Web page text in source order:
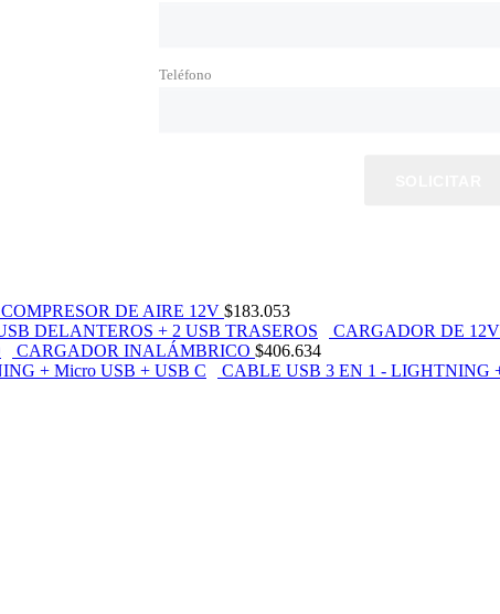
COMPRESOR DE AIRE 12V $183.053
CARGADOR DE
CARGADOR INALÁMBRICO $406.634
CABLE USB 3 EN 1 - LIGHTNING
Teléfono